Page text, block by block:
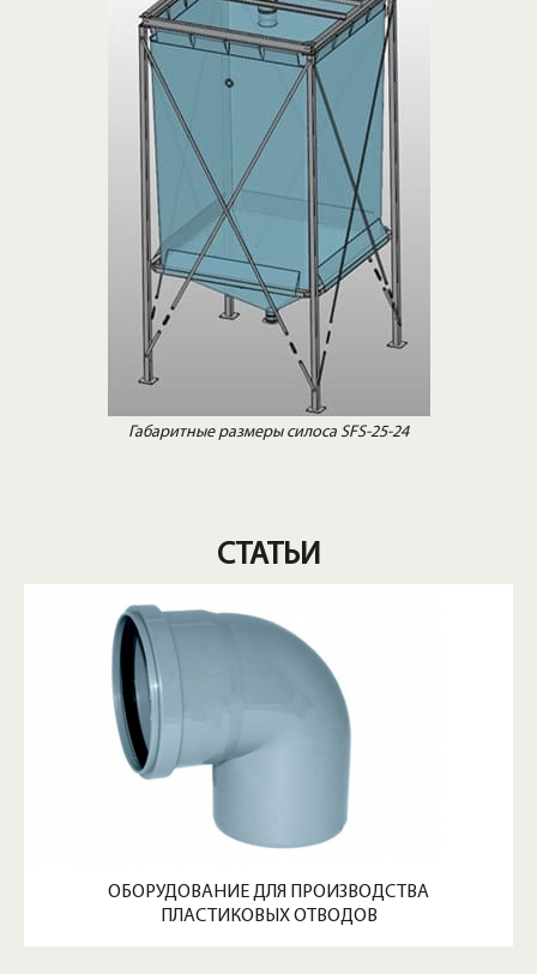
Габаритные размеры силоса SFS-25-24
СТАТЬИ
ОБОРУДОВАНИЕ ДЛЯ ПРОИЗВОДСТВА
ПЛАСТИКОВЫХ ОТВОДОВ